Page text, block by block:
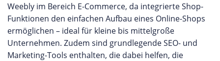
Weebly im Bereich E-Commerce, da integrierte Shop-
Funktionen den einfachen Aufbau eines Online-Shops
ermöglichen – ideal für kleine bis mittelgroße
Unternehmen. Zudem sind grundlegende SEO- und
Marketing-Tools enthalten, die dabei helfen, die